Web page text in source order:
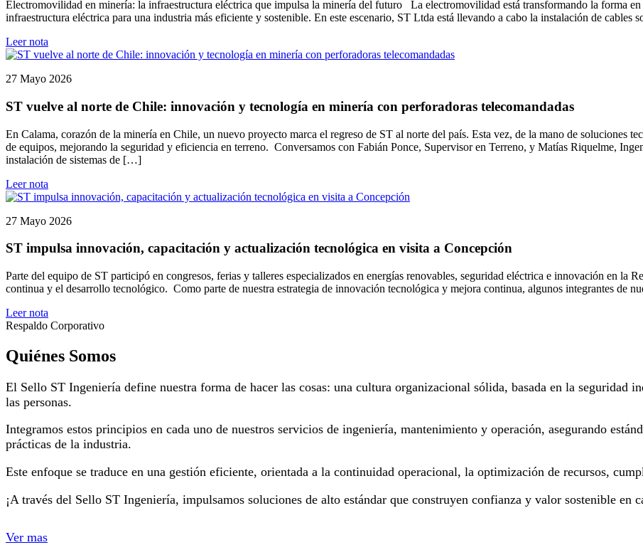
Electromovilidad en minería: la infraestructura eléctrica que impulsa la minería del futuro La electromovilidad está transformando la forma en
infraestructura eléctrica para una industria más eficiente y sostenible. En este escenario, ST Ltda está llevando a cabo la instalación de
Leer nota
27 Mayo 2026
ST vuelve al norte de Chile: innovación y tecnología en minería con perforadoras telecomandadas
En Calama, corazón de la minería en Chile, un nuevo proyecto marca el regreso de ST al norte del país. Esta vez, de la mano de soluciones
de equipos, mejorando la seguridad y eficiencia en terreno. Conversamos con Fabián Ponce, Supervisor en Terreno, y Matías Riquelme,
instalación de sistemas de […]
Leer nota
27 Mayo 2026
ST impulsa innovación, capacitación y actualización tecnológica en visita a Concepción
Parte del equipo de ST participó en congresos, ferias y talleres especializados en energías renovables, seguridad eléctrica e innovación en la
continua y el desarrollo tecnológico. Como parte de nuestra estrategia de innovación tecnológica y mejora continua, algunos integrantes de
Leer nota
Respaldo Corporativo
Quiénes Somos
El Sello ST Ingeniería define nuestra forma de hacer las cosas: una cultura organizacional sólida, basada en la seguridad
las personas.
Integramos estos principios en cada uno de nuestros servicios de ingeniería, mantenimiento y operación, asegurando
prácticas de la industria.
Este enfoque se traduce en una gestión eficiente, orientada a la continuidad operacional, la optimización de recursos,
¡A través del Sello ST Ingeniería, impulsamos soluciones de alto estándar que construyen confianza y valor sostenible en
Ver mas